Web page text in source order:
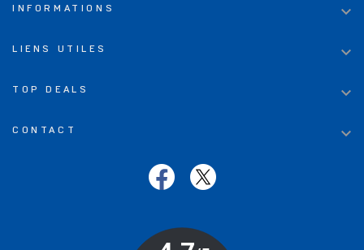
INFORMATIONS 
LIENS UTILES 
TOP DEALS 
CONTACT 